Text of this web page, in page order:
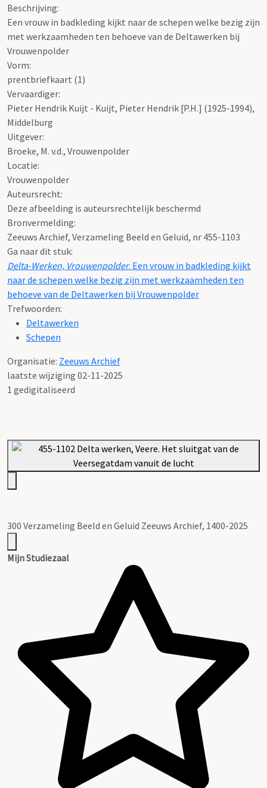
Beschrijving:
Een vrouw in badkleding kijkt naar de schepen welke bezig zijn
met werkzaamheden ten behoeve van de Deltawerken bij
Vrouwenpolder
Vorm:
prentbriefkaart (1)
Vervaardiger:
Pieter Hendrik Kuijt - Kuijt, Pieter Hendrik [P.H.] (1925-1994),
Middelburg
Uitgever:
Broeke, M. v.d., Vrouwenpolder
Locatie:
Vrouwenpolder
Auteursrecht:
Deze afbeelding is auteursrechtelijk beschermd
Bronvermelding:
Zeeuws Archief, Verzameling Beeld en Geluid, nr 455-1103
Ga naar dit stuk:
Delta-Werken, Vrouwenpolder. Een vrouw in badkleding kijkt
naar de schepen welke bezig zijn met werkzaamheden ten
behoeve van de Deltawerken bij Vrouwenpolder
Trefwoorden:
Deltawerken
Schepen
Organisatie: Zeeuws Archief
laatste wijziging 02-11-2025
1 gedigitaliseerd
300 Verzameling Beeld en Geluid Zeeuws Archief, 1400-2025
Mijn Studiezaal